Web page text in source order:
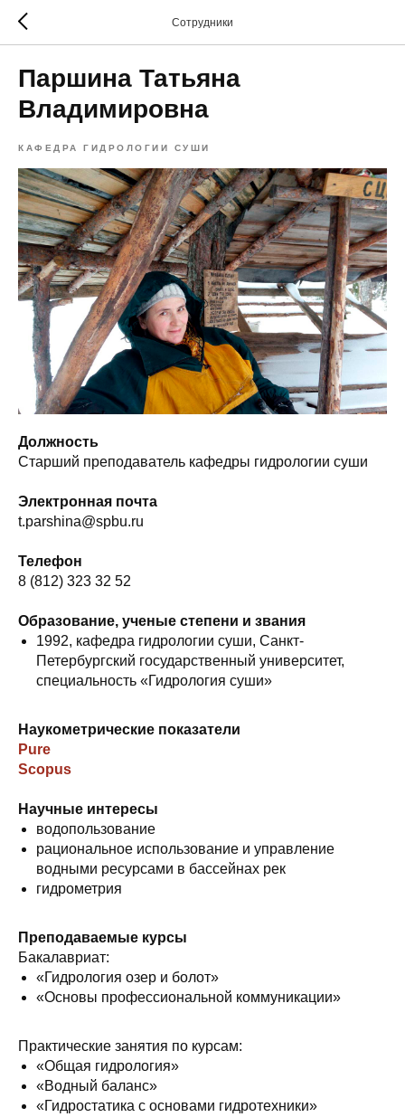
Сотрудники
Паршина Татьяна
Владимировна
КАФЕДРА ГИДРОЛОГИИ СУШИ
Должность
Старший преподаватель кафедры гидрологии суши
Электронная почта
t.parshina@spbu.ru
Телефон
8 (812) 323 32 52
Образование, ученые степени и звания
1992, кафедра гидрологии суши, Санкт-
Петербургский государственный университет,
специальность «Гидрология суши»
Наукометрические показатели
Pure
Scopus
Научные интересы
водопользование
рациональное использование и управление
водными ресурсами в бассейнах рек
гидрометрия
Преподаваемые курсы
Бакалавриат:
«Гидрология озер и болот»
«Основы профессиональной коммуникации»
Практические занятия по курсам:
«Общая гидрология»
«Водный баланс»
«Гидростатика с основами гидротехники»